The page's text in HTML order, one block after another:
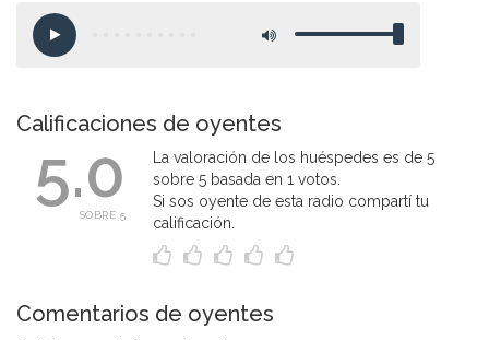
Calificaciones de oyentes
5.0
SOBRE 5
La valoración de los huéspedes es de 5
sobre 5 basada en 1 votos.
Si sos oyente de esta radio compartí tu
calificación.
Comentarios de oyentes